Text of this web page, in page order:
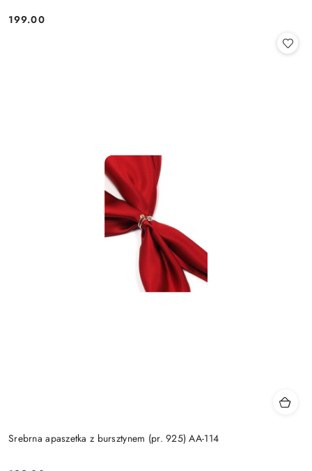
Cena:
199.00
Srebrna apaszetka z bursztynem (pr. 925) AA-114